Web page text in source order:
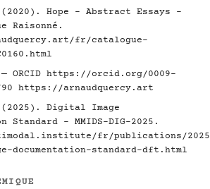
Hope - Abstract Essays -
Raisonné.
fr/catalogue-
ORCID https://orcid.org/0009-
https://arnaudquercy.art
Digital Image
Standard - MMIDS-DIG-2025.
fr/publications/2025/
documentation-standard-dft.html